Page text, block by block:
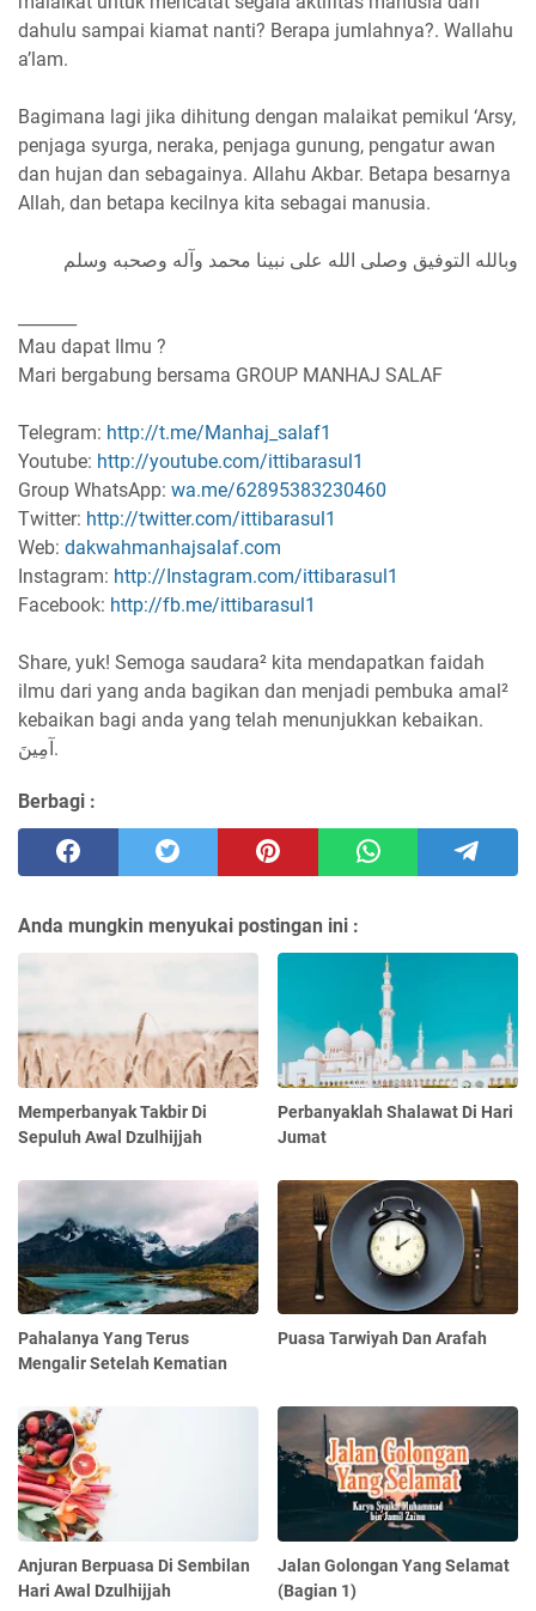
dahulu sampai kiamat nanti? Berapa jumlahnya?. Wallahu
a’lam.
Bagimana lagi jika dihitung dengan malaikat pemikul ‘Arsy,
penjaga syurga, neraka, penjaga gunung, pengatur awan
dan hujan dan sebagainya. Allahu Akbar. Betapa besarnya
Allah, dan betapa kecilnya kita sebagai manusia.
وبالله التوفيق وصلى الله على نبينا محمد وآله وصحبه وسلم
Mau dapat Ilmu ?
Mari bergabung bersama GROUP MANHAJ SALAF
Telegram: http://t.me/Manhaj_salaf1
Youtube: http://youtube.com/ittibarasul1
Group WhatsApp: wa.me/62895383230460
Twitter: http://twitter.com/ittibarasul1
Web: dakwahmanhajsalaf.com
Instagram: http://Instagram.com/ittibarasul1
Facebook: http://fb.me/ittibarasul1
Share, yuk! Semoga saudara² kita mendapatkan faidah
ilmu dari yang anda bagikan dan menjadi pembuka amal²
kebaikan bagi anda yang telah menunjukkan kebaikan.
آمِينَ.
Berbagi :
Anda mungkin menyukai postingan ini :
Memperbanyak Takbir Di
Sepuluh Awal Dzulhijjah
Perbanyaklah Shalawat Di Hari
Jumat
Pahalanya Yang Terus
Mengalir Setelah Kematian
Puasa Tarwiyah Dan Arafah
Anjuran Berpuasa Di Sembilan
Hari Awal Dzulhijjah
Jalan Golongan Yang Selamat
(Bagian 1)